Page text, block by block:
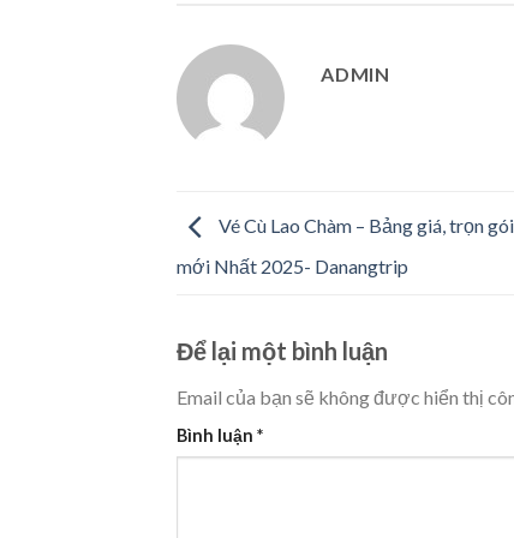
ADMIN
Vé Cù Lao Chàm – Bảng giá, trọn
mới Nhất 2025- Danangtrip
Để lại một bình luận
Email của bạn sẽ không được hiển thị
Bình luận *